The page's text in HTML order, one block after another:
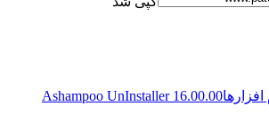
Ashampoo UnInstaller 16.00.00